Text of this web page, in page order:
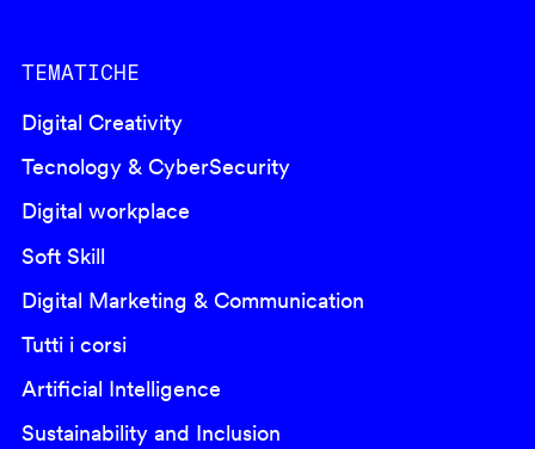
TEMATICHE
Digital Creativity
Tecnology & CyberSecurity
Digital workplace
Soft Skill
Digital Marketing & Communication
Tutti i corsi
Artificial Intelligence
Sustainability and Inclusion